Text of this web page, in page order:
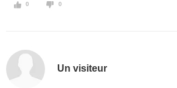
0 0
Un visiteur